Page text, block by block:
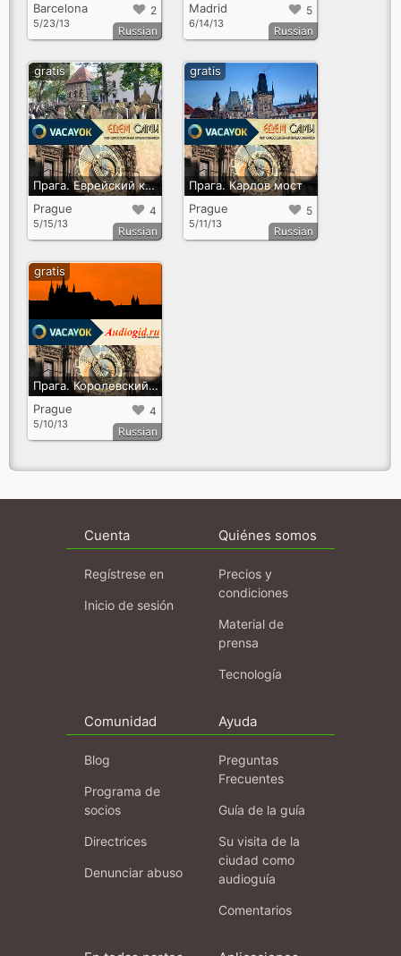
2
Barcelona
5/23/13
Russian
5
Madrid
6/14/13
Russian
Прага. Еврейский квартал
4
Prague
5/15/13
gratis
Russian
Прага. Карлов мост
5
Prague
5/11/13
gratis
Russian
Прага. Королевский путь
4
Prague
5/10/13
gratis
Russian
Cuenta
Regístrese en
Inicio de sesión
Quiénes somos
Precios y
condiciones
Material de
prensa
Tecnología
Comunidad
Blog
Programa de
socios
Directrices
Denunciar abuso
Ayuda
Preguntas
Frecuentes
Guía de la guía
Su visita de la
ciudad como
audioguía
Comentarios